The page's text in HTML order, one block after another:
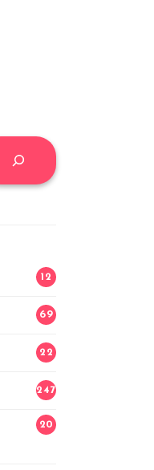
12
69
22
247
20